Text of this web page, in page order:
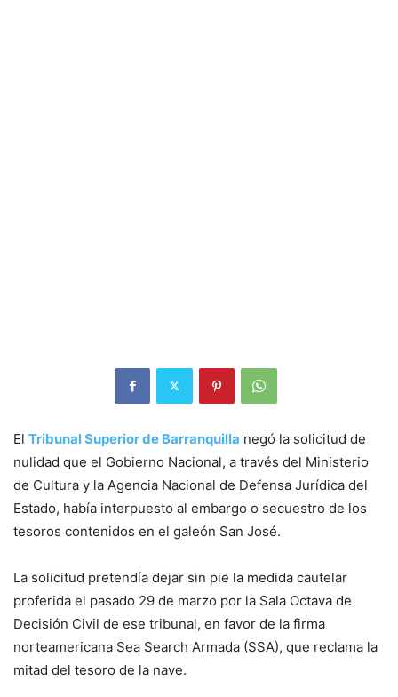
El Tribunal Superior de Barranquilla negó la solicitud de
nulidad que el Gobierno Nacional, a través del Ministerio
de Cultura y la Agencia Nacional de Defensa Jurídica del
Estado, había interpuesto al embargo o secuestro de los
tesoros contenidos en el galeón San José.
La solicitud pretendía dejar sin pie la medida cautelar
proferida el pasado 29 de marzo por la Sala Octava de
Decisión Civil de ese tribunal, en favor de la firma
norteamericana Sea Search Armada (SSA), que reclama la
mitad del tesoro de la nave.